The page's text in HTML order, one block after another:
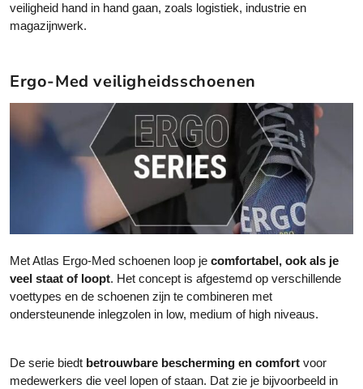
veiligheid hand in hand gaan, zoals logistiek, industrie en
magazijnwerk.
Ergo-Med veiligheidsschoenen
Met Atlas Ergo-Med schoenen loop je comfortabel, ook als je
veel staat of loopt. Het concept is afgestemd op verschillende
voettypes en de schoenen zijn te combineren met
ondersteunende inlegzolen in low, medium of high niveaus.
De serie biedt betrouwbare bescherming en comfort voor
medewerkers die veel lopen of staan. Dat zie je bijvoorbeeld in